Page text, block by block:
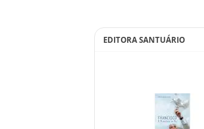
EDITORA SANTUÁRIO